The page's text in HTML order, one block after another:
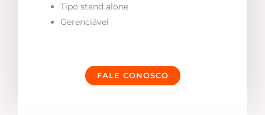
Tipo stand alone
Gerenciável
FALE CONOSCO